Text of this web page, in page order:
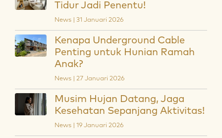
Tidur Jadi Penentu!
News | 31 Januari 2026
Kenapa Underground Cable
Penting untuk Hunian Ramah
Anak?
News | 27 Januari 2026
Musim Hujan Datang, Jaga
Kesehatan Sepanjang Aktivitas!
News | 19 Januari 2026